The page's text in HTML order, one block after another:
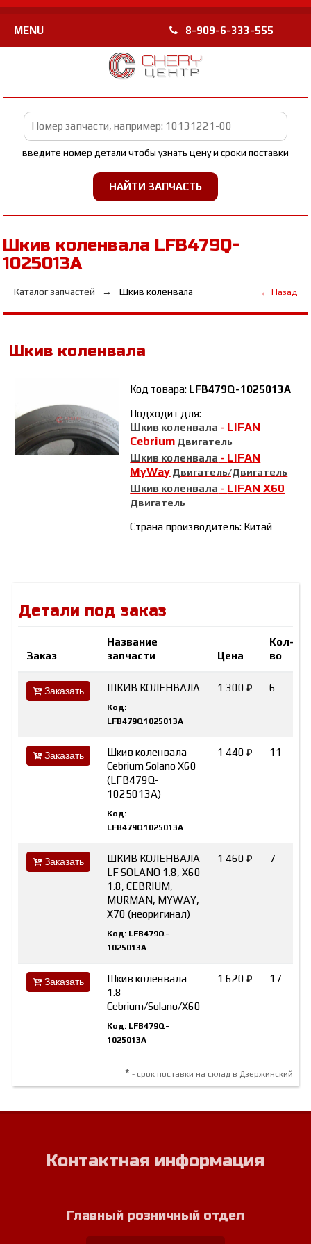
MENU 8-909-6-333-555
введите номер детали чтобы узнать цену и сроки поставки
Шкив коленвала LFB479Q-
1025013A
Каталог запчастей Шкив коленвала ← Назад
Шкив коленвала
Код товара: LFB479Q-1025013A
Подходит для:
Шкив коленвала - LIFAN
Cebrium Двигатель
Шкив коленвала - LIFAN
MyWay Двигатель/Двигатель
Шкив коленвала - LIFAN Х60
Двигатель
Страна производитель: Китай
Детали под заказ
Заказ
Название
запчасти
Цена
Кол-
во
Заказать ШКИВ КОЛЕНВАЛА
Код:
LFB479Q1025013A
1 300 ₽ 6
Заказать
Шкив коленвала
Cebrium Solano X60
(LFB479Q-
1025013A)
Код:
LFB479Q1025013A
1 440 ₽ 11
Заказать
ШКИВ КОЛЕНВАЛА
LF SOLANO 1.8, Х60
1.8, CEBRIUM,
MURMAN, MYWAY,
X70 (неоригинал)
Код: LFB479Q-
1025013A
1 460 ₽ 7
Заказать
Шкив коленвала
1.8
Cebrium/Solano/X60
Код: LFB479Q-
1025013A
1 620 ₽ 17
* - срок поставки на склад в Дзержинский
Контактная информация
Главный розничный отдел